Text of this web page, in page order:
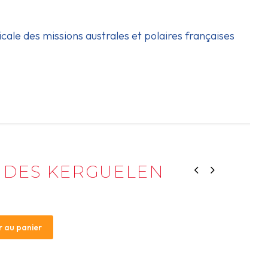
des missions australes et polaires françaises
KERGUELEN
au panier